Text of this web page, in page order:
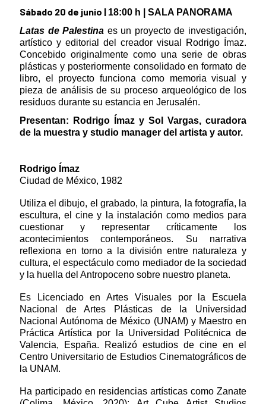
Sábado 20 de junio | 18:00 h | SALA PANORAMA
Latas de Palestina es un proyecto de investigación,
artístico y editorial del creador visual Rodrigo Ímaz.
Concebido originalmente como una serie de obras
plásticas y posteriormente consolidado en formato de
libro, el proyecto funciona como memoria visual y
pieza de análisis de su proceso arqueológico de los
residuos durante su estancia en Jerusalén.
Presentan: Rodrigo Ímaz y Sol Vargas, curadora
de la muestra y studio manager del artista y autor.
Rodrigo Ímaz
Ciudad de México, 1982
Utiliza el dibujo, el grabado, la pintura, la fotografía, la
escultura, el cine y la instalación como medios para
cuestionar y representar críticamente los
acontecimientos contemporáneos. Su narrativa
reflexiona en torno a la división entre naturaleza y
cultura, el espectáculo como mediador de la sociedad
y la huella del Antropoceno sobre nuestro planeta.
Es Licenciado en Artes Visuales por la Escuela
Nacional de Artes Plásticas de la Universidad
Nacional Autónoma de México (UNAM) y Maestro en
Práctica Artística por la Universidad Politécnica de
Valencia, España. Realizó estudios de cine en el
Centro Universitario de Estudios Cinematográficos de
la UNAM.
Ha participado en residencias artísticas como Zanate